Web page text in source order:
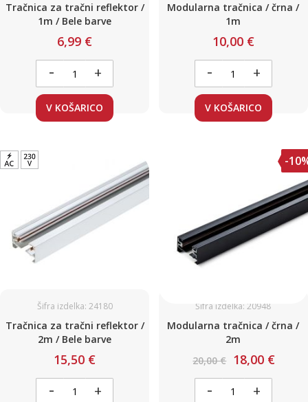
Tračnica za tračni reflektor /
1m / Bele barve
6,99 €
- +
V KOŠARICO
Modularna tračnica / črna /
1m
10,00 €
- +
V KOŠARICO
Šifra izdelka: 24180
Tračnica za tračni reflektor /
2m / Bele barve
15,50 €
- +
-
Šifra izdelka: 20948
Modularna tračnica / črna /
2m
20,00 € 18,00 €
- +